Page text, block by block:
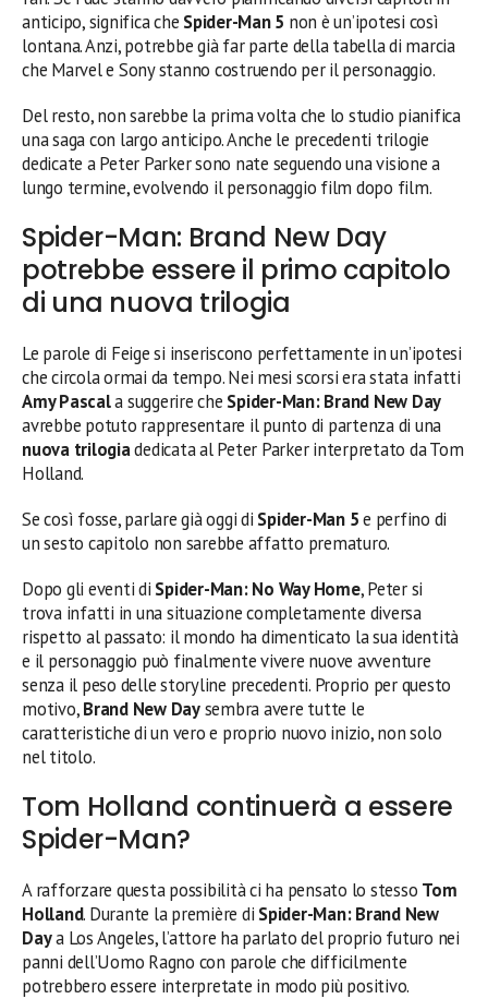
anticipo, significa che Spider-Man 5 non è un’ipotesi così
lontana. Anzi, potrebbe già far parte della tabella di marcia
che Marvel e Sony stanno costruendo per il personaggio.
Del resto, non sarebbe la prima volta che lo studio pianifica
una saga con largo anticipo. Anche le precedenti trilogie
dedicate a Peter Parker sono nate seguendo una visione a
lungo termine, evolvendo il personaggio film dopo film.
Spider-Man: Brand New Day
potrebbe essere il primo capitolo
di una nuova trilogia
Le parole di Feige si inseriscono perfettamente in un’ipotesi
che circola ormai da tempo. Nei mesi scorsi era stata infatti
Amy Pascala suggerire che Spider-Man: Brand New Day
avrebbe potuto rappresentare il punto di partenza di una
nuova trilogiadedicata al Peter Parker interpretato da Tom
Holland.
Se così fosse, parlare già oggi di Spider-Man 5e perfino di
un sesto capitolo non sarebbe affatto prematuro.
Dopo gli eventi di Spider-Man: No Way Home, Peter si
trova infatti in una situazione completamente diversa
rispetto al passato: il mondo ha dimenticato la sua identità
e il personaggio può finalmente vivere nuove avventure
senza il peso delle storyline precedenti. Proprio per questo
motivo,Brand New Daysembra avere tutte le
caratteristiche di un vero e proprio nuovo inizio, non solo
nel titolo.
Tom Holland continuerà a essere
Spider-Man?
A rafforzare questa possibilità ci ha pensato lo stesso Tom
Holland. Durante la première di Spider-Man: Brand New
Daya Los Angeles, l’attore ha parlato del proprio futuro nei
panni dell’Uomo Ragno con parole che difficilmente
potrebbero essere interpretate in modo più positivo.